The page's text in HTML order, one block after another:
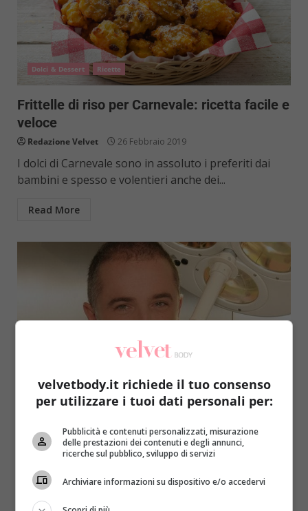
Dolci & Dessert Ricette
Frittelle di riso per Carnevale: ricetta facile e
veloce
Redazione Velvet 26 Febbraio 2019
I dolci di Carnevale sono in assoluto i preferiti dai
bambini e spesso e volentieri anche dei...
Read More
Interviste
nostra pelle dal cambio di stagione?
Risponde il Dottor Basoccu
Gaia Catalani
velvetbody.it richiede il tuo consenso
per utilizzare i tuoi dati personali per:
Pubblicità e contenuti personalizzati, misurazione
delle prestazioni dei contenuti e degli annunci,
ricerche sul pubblico, sviluppo di servizi
Archiviare informazioni su dispositivo e/o accedervi